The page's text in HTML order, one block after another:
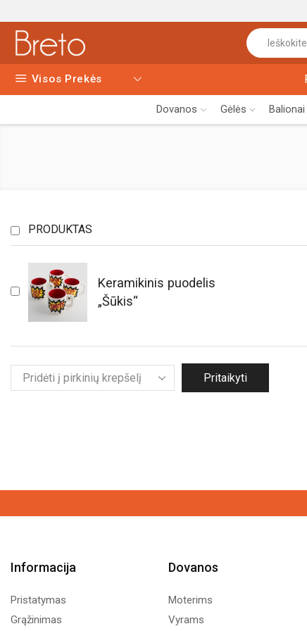
Visos Prekės
Dovanos Gėlės Balionai
PRODUKTAS
Keramikinis puodelis
„Šūkis“
Pritaikyti
Informacija
Pristatymas
Grąžinimas
Dovanos
Moterims
Vyrams